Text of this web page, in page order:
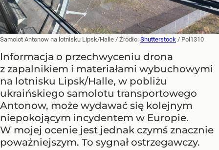
Samolot Antonow na lotnisku Lipsk/Halle / Źródło: Shutterstock / Pol1310
Informacja o przechwyceniu drona
z zapalnikiem i materiałami wybuchowymi
na lotnisku Lipsk/Halle, w pobliżu
ukraińskiego samolotu transportowego
Antonow, może wydawać się kolejnym
niepokojącym incydentem w Europie.
W mojej ocenie jest jednak czymś znacznie
poważniejszym. To sygnał ostrzegawczy.